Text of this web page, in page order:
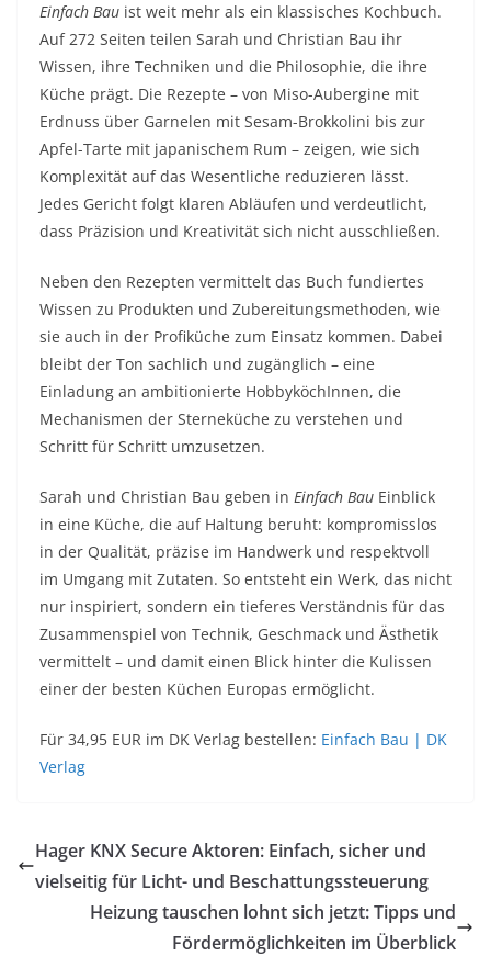
Einfach Bau ist weit mehr als ein klassisches Kochbuch.
Auf 272 Seiten teilen Sarah und Christian Bau ihr
Wissen, ihre Techniken und die Philosophie, die ihre
Küche prägt. Die Rezepte – von Miso-Aubergine mit
Erdnuss über Garnelen mit Sesam-Brokkolini bis zur
Apfel-Tarte mit japanischem Rum – zeigen, wie sich
Komplexität auf das Wesentliche reduzieren lässt.
Jedes Gericht folgt klaren Abläufen und verdeutlicht,
dass Präzision und Kreativität sich nicht ausschließen.
Neben den Rezepten vermittelt das Buch fundiertes
Wissen zu Produkten und Zubereitungsmethoden, wie
sie auch in der Profiküche zum Einsatz kommen. Dabei
bleibt der Ton sachlich und zugänglich – eine
Einladung an ambitionierte HobbyköchInnen, die
Mechanismen der Sterneküche zu verstehen und
Schritt für Schritt umzusetzen.
Sarah und Christian Bau geben in Einfach Bau Einblick
in eine Küche, die auf Haltung beruht: kompromisslos
in der Qualität, präzise im Handwerk und respektvoll
im Umgang mit Zutaten. So entsteht ein Werk, das nicht
nur inspiriert, sondern ein tieferes Verständnis für das
Zusammenspiel von Technik, Geschmack und Ästhetik
vermittelt – und damit einen Blick hinter die Kulissen
einer der besten Küchen Europas ermöglicht.
Für 34,95 EUR im DK Verlag bestellen: Einfach Bau | DK
Verlag
Hager KNX Secure Aktoren: Einfach, sicher und
vielseitig für Licht- und Beschattungssteuerung
Heizung tauschen lohnt sich jetzt: Tipps und
Fördermöglichkeiten im Überblick